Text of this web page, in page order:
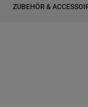
ZUBEHÖR &